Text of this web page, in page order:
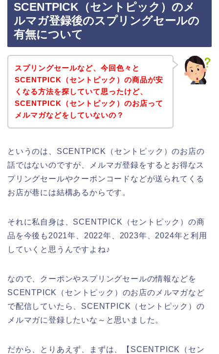
SCENTPICK（セントピック）のメ
ルマガ登録後のスプリングセールの
有無について
スプリングセールなど、今回色々と
SCENTPICK（セントピック）の商品が安
くなる方法を探していて思ったけど、
SCENTPICK（セントピック）のお店って
メルマガなどをしていないの？
というのは、SCENTPICK（セントピック）のお店の
話ではないのですが、メルマガ登録をするとお得なス
プリングセールやクーポンコードなどが送られてくる
お店が巷には結構あるからです。
それに私自身は、SCENTPICK（セントピック）の商
品を今後も2021年、2022年、2023年、2024年と利用
していくと思うんですよね♪
なので、クーポンやスプリングセールの情報などを
SCENTPICK（セントピック）のお店のメルマガなど
で配信していたら、SCENTPICK（セントピック）の
メルマガに登録したいな～と思いました。
だから、とりあえず、まずは、【SCENTPICK（セン